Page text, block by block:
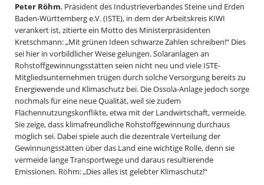
Peter Röhm, Präsident des Industrieverbandes Steine und Erden
Baden-Württemberg e.V. (ISTE), in dem der Arbeitskreis KIWI
verankert ist, zitierte ein Motto des Ministerpräsidenten
Kretschmann: „Mit grünen Ideen schwarze Zahlen schreiben!“ Dies
sei hier in vorbildlicher Weise gelungen. Solaranlagen an
Rohstoffgewinnungsstätten seien nicht neu und viele ISTE-
Mitgliedsunternehmen trügen durch solche Versorgung bereits zu
Energiewende und Klimaschutz bei. Die Ossola-Anlage jedoch sorge
nochmals für eine neue Qualität, weil sie zudem
Flächennutzungskonflikte, etwa mit der Landwirtschaft, vermeide.
Sie zeige, dass klimafreundliche Rohstoffgewinnung durchaus
möglich sei. Dabei spiele auch die dezentrale Verteilung der
Gewinnungsstätten über das Land eine wichtige Rolle, denn sie
vermeide lange Transportwege und daraus resultierende
Emissionen. Röhm: „Dies alles ist gelebter Klimaschutz!“